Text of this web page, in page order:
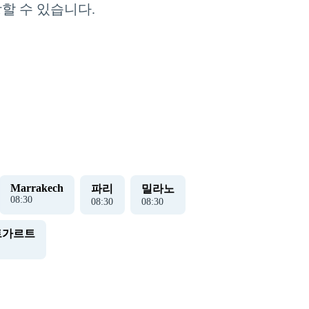
수 있습니다.
Marrakech
08:30
파리
08:30
밀라노
08:30
르트